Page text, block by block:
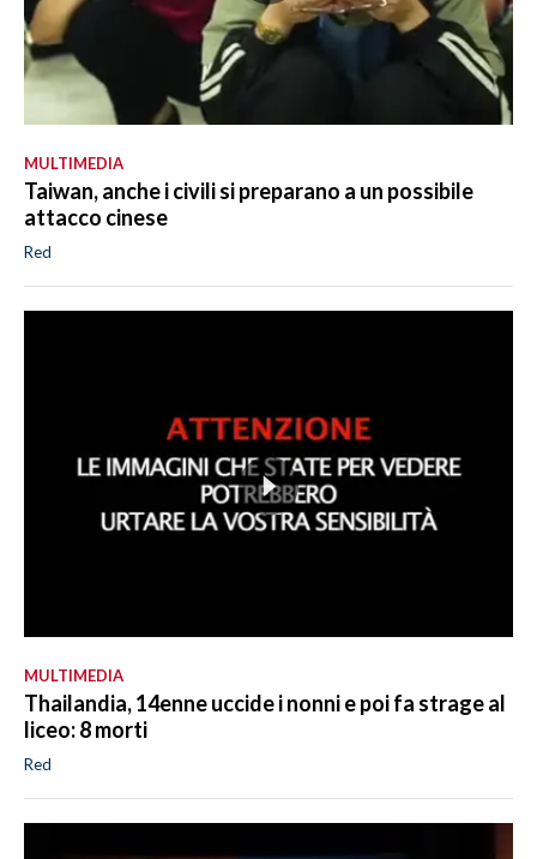
MULTIMEDIA
Taiwan, anche i civili si preparano a un possibile
attacco cinese
Red
MULTIMEDIA
Thailandia, 14enne uccide i nonni e poi fa strage al
liceo: 8 morti
Red